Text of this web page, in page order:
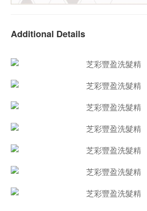
Additional Details